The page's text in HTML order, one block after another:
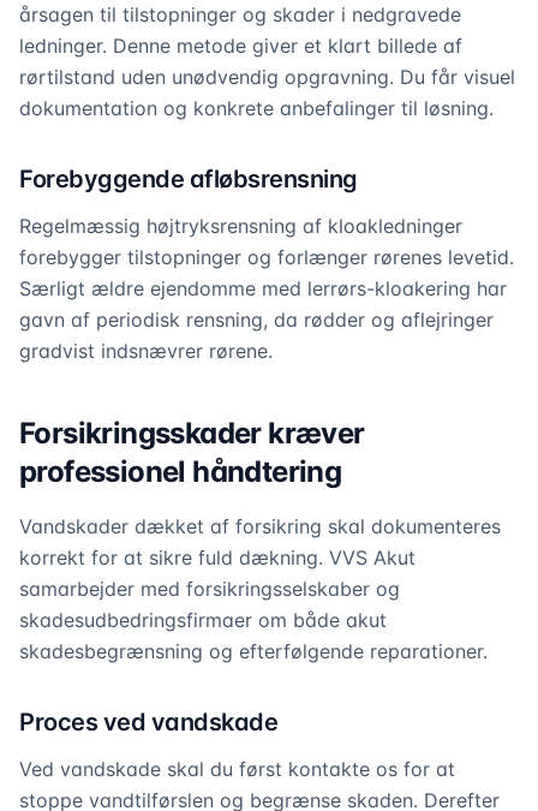
årsagen til tilstopninger og skader i nedgravede
ledninger. Denne metode giver et klart billede af
rørtilstand uden unødvendig opgravning. Du får visuel
dokumentation og konkrete anbefalinger til løsning.
Forebyggende afløbsrensning
Regelmæssig højtryksrensning af kloakledninger
forebygger tilstopninger og forlænger rørenes levetid.
Særligt ældre ejendomme med lerrørs-kloakering har
gavn af periodisk rensning, da rødder og aflejringer
gradvist indsnævrer rørene.
Forsikringsskader kræver
professionel håndtering
Vandskader dækket af forsikring skal dokumenteres
korrekt for at sikre fuld dækning. VVS Akut
samarbejder med forsikringsselskaber og
skadesudbedringsfirmaer om både akut
skadesbegrænsning og efterfølgende reparationer.
Proces ved vandskade
Ved vandskade skal du først kontakte os for at
stoppe vandtilførslen og begrænse skaden. Derefter